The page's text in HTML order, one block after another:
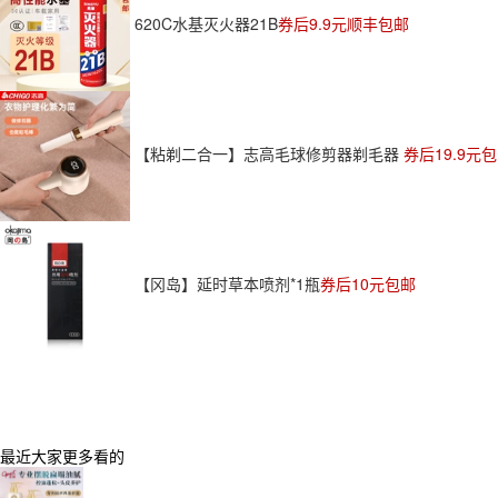
620C水基灭火器21B券后9.9元顺丰包邮
【粘剃二合一】志高毛球修剪器剃毛器 券后19.9元
【冈岛】延时草本喷剂*1瓶券后10元包邮
最近大家更多看的